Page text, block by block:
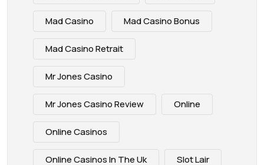
Mad Casino Mad Casino Bonus
Mad Casino Retrait
Mr Jones Casino
Mr Jones Casino Review Online
Online Casinos
Online Casinos In The Uk Slot Lair